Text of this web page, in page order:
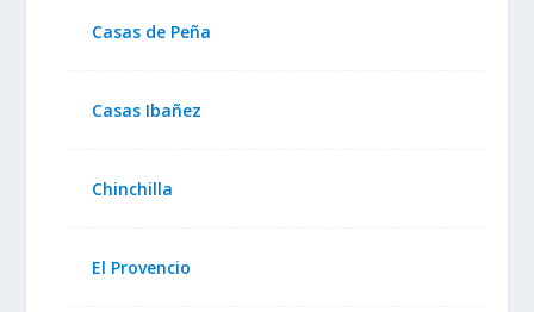
Casas de Peña
Casas Ibañez
Chinchilla
El Provencio